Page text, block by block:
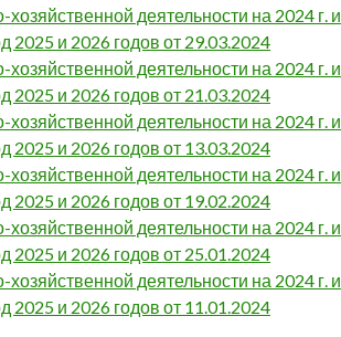
деятельности на 2024 г. и
2025 и 2026 годов от 29.03.2024
деятельности на 2024 г. и
2025 и 2026 годов от 21.03.2024
деятельности на 2024 г. и
2025 и 2026 годов от 13.03.2024
деятельности на 2024 г. и
2025 и 2026 годов от 19.02.2024
деятельности на 2024 г. и
2025 и 2026 годов от 25.01.2024
деятельности на 2024 г. и
2025 и 2026 годов от 11.01.2024